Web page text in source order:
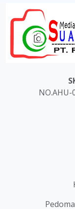
NO.AHU-